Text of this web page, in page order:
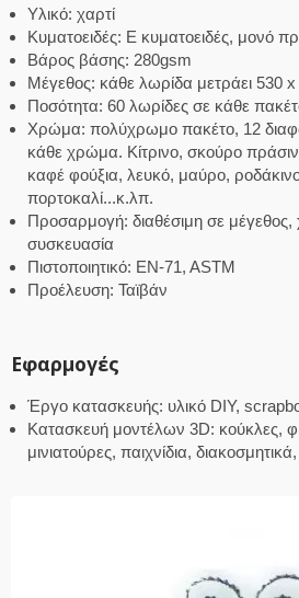
Υλικό: χαρτί
Κυματοειδές: E κυματοειδές, μονό
Βάρος βάσης: 280gsm
Μέγεθος: κάθε λωρίδα μετράει 530
Ποσότητα: 60 λωρίδες σε κάθε
Χρώμα: πολύχρωμο πακέτο, 12
κάθε χρώμα. Κίτρινο, σκούρο
καφέ φούξια, λευκό, μαύρο,
πορτοκαλί...κ.λπ.
Προσαρμογή: διαθέσιμη σε
συσκευασία
Πιστοποιητικό: EN-71, ASTM
Προέλευση: Ταϊβάν
Εφαρμογές
Έργο κατασκευής: υλικό DIY,
Κατασκευή μοντέλων 3D: κούκλες,
μινιατούρες, παιχνίδια,